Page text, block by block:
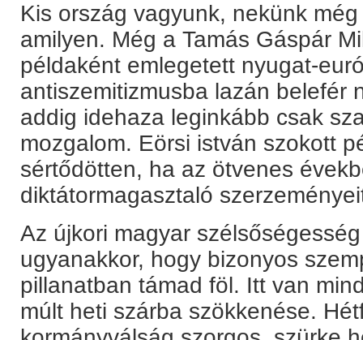
Kis ország vagyunk, nekünk
amilyen. Még a Tamás Gáspár
példaként emlegetett nyugat-
antiszemitizmusba lazán belefér
addig idehaza leginkább csak
mozgalom. Eörsi istván szokott
sértődötten, ha az ötvenes
diktátormagasztaló
Az újkori magyar
ugyanakkor, hogy bizonyos
pillanatban támad föl. Itt van
múlt heti szárba szökkenése.